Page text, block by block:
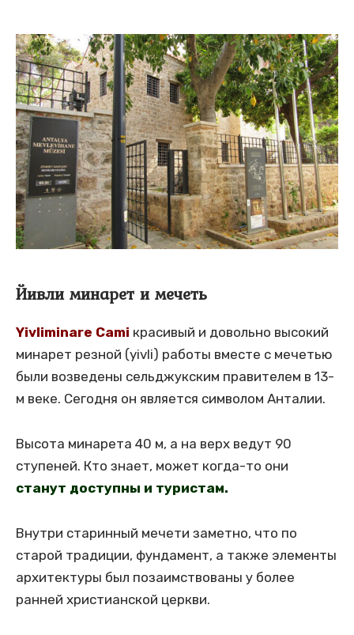
Йивли минарет и мечеть
Yivliminare Cami красивый и довольно высокий
минарет резной (yivli) работы вместе с мечетью
были возведены сельджукским правителем в 13-
м веке. Сегодня он является символом Анталии.
Высота минарета 40 м, а на верх ведут 90
ступеней. Кто знает, может когда-то они
станут доступны и туристам.
Внутри старинный мечети заметно, что по
старой традиции, фундамент, а также элементы
архитектуры был позаимствованы у более
ранней христианской церкви.